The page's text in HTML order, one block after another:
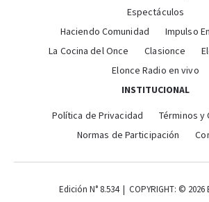
Espectáculos
Haciendo Comunidad
Impulso
La Cocina del Once
Clasionce
Elonce Radio en vivo
INSTITUCIONAL
Política de Privacidad
Términos y
Normas de Participación
Edición N° 8.534 | COPYRIGHT: ©